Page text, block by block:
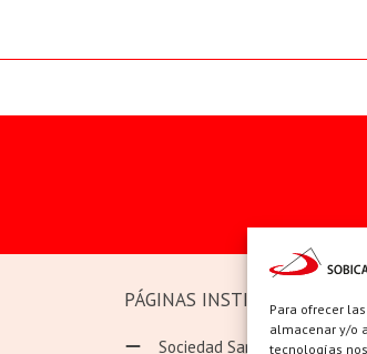
Para ofrecer
almacenar y/o
tecnologías
PÁGINAS INSTITUCIONALES
Sociedad San Pablo